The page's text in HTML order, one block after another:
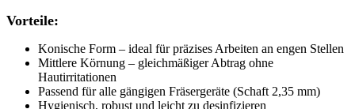
Vorteile:
Konische Form – ideal für präzises Arbeiten an engen Stellen
Mittlere Körnung – gleichmäßiger Abtrag ohne
Hautirritationen
Passend für alle gängigen Fräsergeräte (Schaft 2,35 mm)
Hygienisch, robust und leicht zu desinfizieren